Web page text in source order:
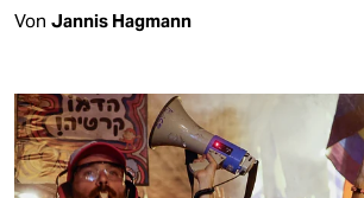
Von Jannis Hagmann